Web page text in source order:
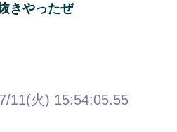
きやったぜ
11(火) 15:54:05.55